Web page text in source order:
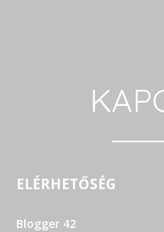
ELÉRHETŐSÉG
Blogger 42